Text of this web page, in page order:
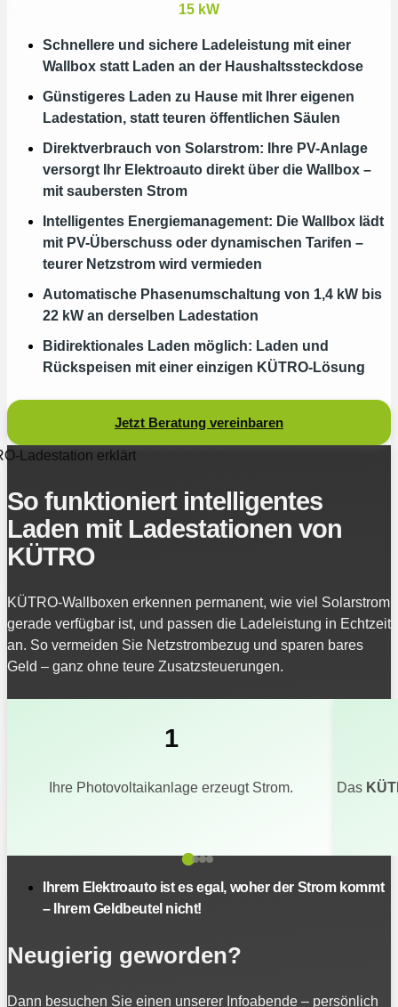
15 kW
Schnellere und sichere Ladeleistung mit einer
Wallbox statt Laden an der Haushaltssteckdose
Günstigeres Laden zu Hause mit Ihrer eigenen
Ladestation, statt teuren öffentlichen Säulen
Direktverbrauch von Solarstrom: Ihre PV-Anlage
versorgt Ihr Elektroauto direkt über die Wallbox –
mit saubersten Strom
Intelligentes Energiemanagement: Die Wallbox lädt
mit PV-Überschuss oder dynamischen Tarifen –
teurer Netzstrom wird vermieden
Automatische Phasenumschaltung von 1,4 kW bis
22 kW an derselben Ladestation
Bidirektionales Laden möglich: Laden und
Rückspeisen mit einer einzigen KÜTRO‑Lösung
Jetzt Beratung vereinbaren
Ladestation erklärt
So funktioniert intelligentes
Laden mit Ladestationen von
KÜTRO
KÜTRO‑Wallboxen erkennen permanent, wie viel Solarstrom
gerade verfügbar ist, und passen die Ladeleistung in Echtzeit
an. So vermeiden Sie Netzstrombezug und sparen bares
Geld – ganz ohne teure Zusatzsteuerungen.
1
Ihre Photovoltaikanlage erzeugt Strom. Das
Ihrem Elektroauto ist es egal, woher der Strom kommt
– Ihrem Geldbeutel nicht!
Neugierig geworden?
Dann besuchen Sie einen unserer Infoabende – persönlich